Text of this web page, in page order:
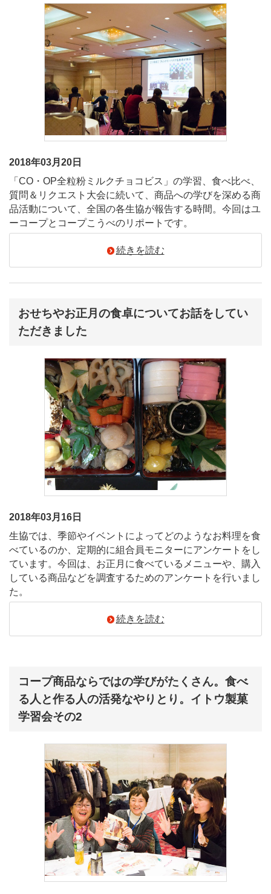
2018年03月20日
「CO・OP全粒粉ミルクチョコビス」の学習、食べ比べ、
質問＆リクエスト大会に続いて、商品への学びを深める商
品活動について、全国の各生協が報告する時間。今回はユ
ーコープとコープこうべのリポートです。
続きを読む
おせちやお正月の食卓についてお話をしてい
ただきました
2018年03月16日
生協では、季節やイベントによってどのようなお料理を食
べているのか、定期的に組合員モニターにアンケートをし
ています。今回は、お正月に食べているメニューや、購入
している商品などを調査するためのアンケートを行いまし
た。
続きを読む
コープ商品ならではの学びがたくさん。食べ
る人と作る人の活発なやりとり。イトウ製菓
学習会その2